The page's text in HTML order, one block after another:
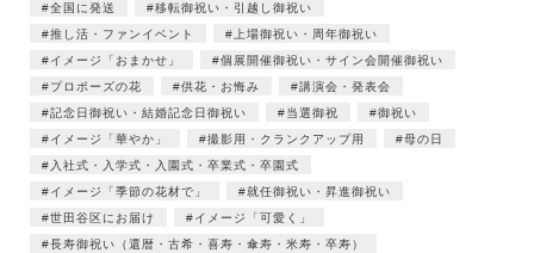
全国に発送
移転御祝い・引越し御祝い
推し活・ファンイベント
上場御祝い・周年御祝い
イメージ「おまかせ」
個展開催御祝い・サイン会開催御祝い
プロポーズの花
供花・お悔み
講演会・発表会
記念日御祝い・結婚記念日御祝い
当選御祝
御祝い
イメージ「華やか」
撮影用・クランクアップ用
母の日
入社式・入学式・入園式・卒業式・卒園式
イメージ「季節の花材で」
就任御祝い・昇進御祝い
世田谷区にお届け
イメージ「可愛く」
長寿御祝い（還暦・古希・喜寿・傘寿・米寿・卒寿）